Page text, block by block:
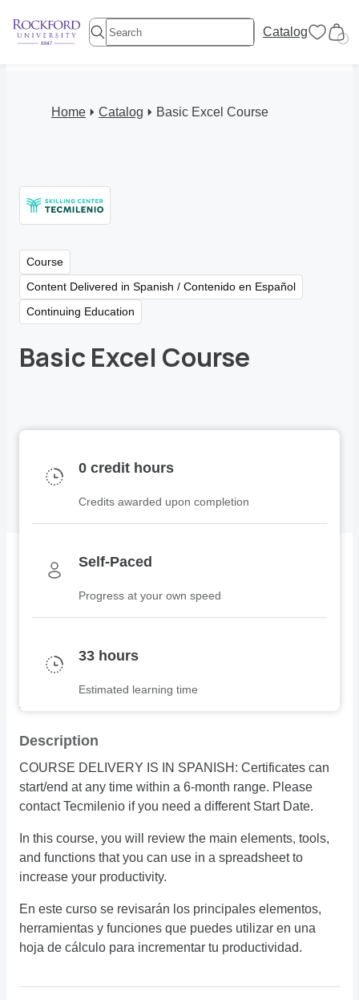
Catalog
Home Catalog Basic Excel Course
Course
Content Delivered in Spanish / Contenido en Español
Continuing Education
Basic Excel Course
0 credit hours
Credits awarded upon completion
Self-Paced
Progress at your own speed
33 hours
Estimated learning time
About the Course
Description
COURSE DELIVERY IS IN SPANISH: Certificates can
start/end at any time within a 6-month range. Please
contact Tecmilenio if you need a different Start Date.
In this course, you will review the main elements, tools,
and functions that you can use in a spreadsheet to
increase your productivity.
En este curso se revisarán los principales elementos,
herramientas y funciones que puedes utilizar en una
hoja de cálculo para incrementar tu productividad.